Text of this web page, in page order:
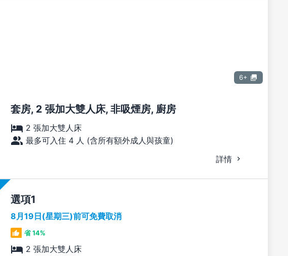
6+
套房, 2 張加大雙人床, 非吸煙房, 廚房
2 張加大雙人床
最多可入住 4 人 (含所有額外成人與孩童)
詳情
選項
8月19日(星期三)前可免費取消
省 14%
2 張加大雙人床